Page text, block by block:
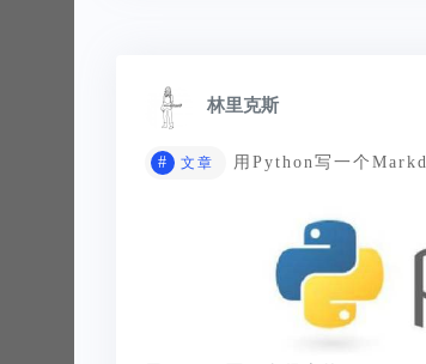
林里克斯
# 文章 用Python写一个